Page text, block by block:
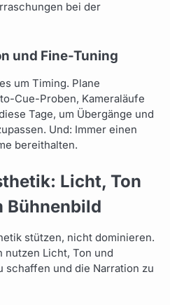
bei der
und Fine-Tuning
um Timing. Plane
Cue-Proben, Kameraläufe
Tage, um Übergänge und
Und: Immer einen
bereithalten.
Licht, Ton
Bühnenbild
stützen, nicht dominieren.
Licht, Ton und
schaffen und die Narration zu